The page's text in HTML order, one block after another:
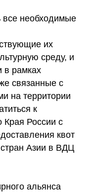
все необходимые
их
среду, и
в рамках
связанные c
на территории
к
Края России с
квот
стран Азии в ВДЦ
альянса